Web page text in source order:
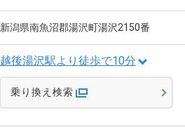
新潟県南魚沼郡湯沢町湯沢2150番
越後湯沢駅より徒歩で10分
乗り換え検索